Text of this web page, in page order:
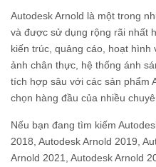
Autodesk Arnold là một trong
và được sử dụng rộng rãi nhất
kiến trúc, quảng cáo, hoạt
ảnh chân thực, hệ thống ánh
tích hợp sâu với các sản phẩm
chọn hàng đầu của nhiều
Nếu bạn đang tìm kiếm
2018, Autodesk Arnold 2019,
Arnold 2021, Autodesk Arnold